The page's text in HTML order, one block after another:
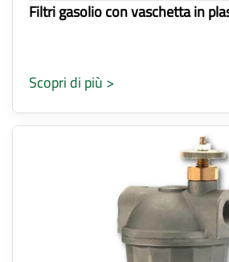
Filtri gasolio con vaschetta in
Scopri di più >